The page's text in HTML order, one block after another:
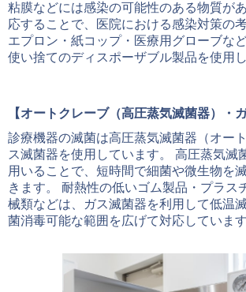
粘膜などには感染の可能性のある物質が
応することで、医院における感染対策の考
エプロン・紙コップ・医療用グローブな
使い捨てのディスポーザブル製品を使用し
【オートクレーブ（高圧蒸気滅菌器）・
診療機器の滅菌は高圧蒸気滅菌器（オー
ス滅菌器を使用しています。 高圧蒸気滅
用いることで、短時間で細菌や微生物を
きます。 耐熱性の低いゴム製品・プラス
械類などは、ガス滅菌器を利用して低温
菌消毒可能な範囲を広げて対応しています